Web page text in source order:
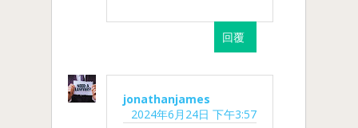
回覆
jonathanjames
2024年6月24日 下午3:57